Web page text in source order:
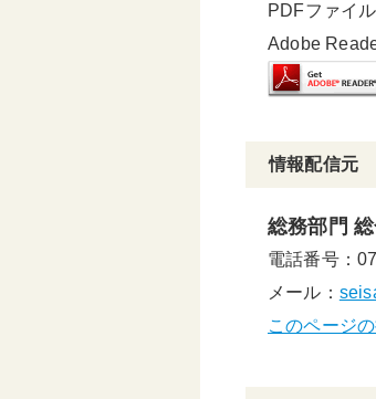
PDFファイ
Adobe
情報配信元
総務部門
電話番号：
メール：
このページ